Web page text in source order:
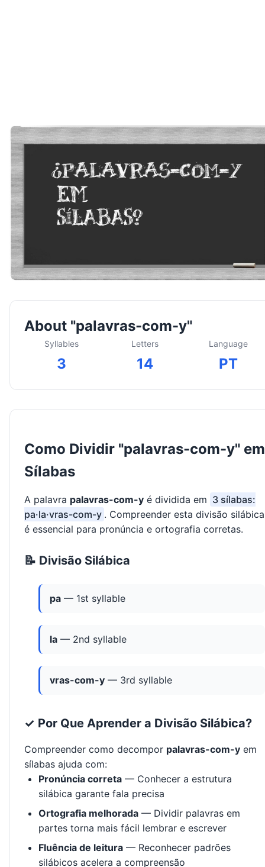
About "palavras-com-y"
Syllables
3
Letters
14
Language
PT
Como Dividir "palavras-com-y" em
Sílabas
A palavra palavras-com-y é dividida em 3 sílabas:
pa·la·vras-com-y . Compreender esta divisão silábica
é essencial para pronúncia e ortografia corretas.
📝 Divisão Silábica
pa — 1st syllable
la — 2nd syllable
vras-com-y — 3rd syllable
✓ Por Que Aprender a Divisão Silábica?
Compreender como decompor palavras-com-y em
sílabas ajuda com:
Pronúncia correta — Conhecer a estrutura
silábica garante fala precisa
Ortografia melhorada — Dividir palavras em
partes torna mais fácil lembrar e escrever
Fluência de leitura — Reconhecer padrões
silábicos acelera a compreensão